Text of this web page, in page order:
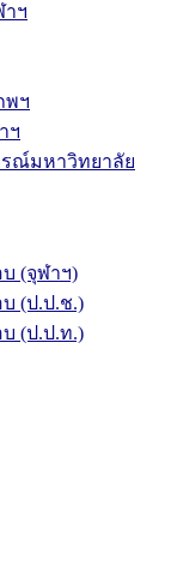
าฯ
พฯ
ฯ
รณ์มหาวิทยาลัย
(จุฬาฯ)
(ป.ป.ช.)
(ป.ป.ท.)